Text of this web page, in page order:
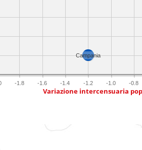
-1.8 -1.6 -1.4 -1.2 -1.0 -0.8
Campania
Variazione intercensuaria